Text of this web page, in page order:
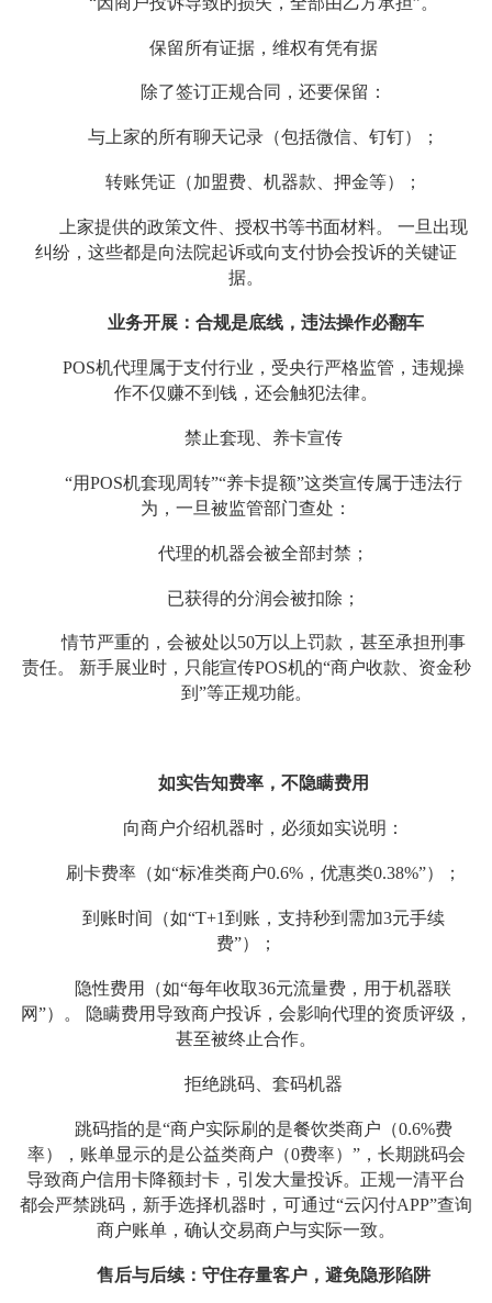
保留所有证据，维权有凭有据
除了签订正规合同，还要保留：
与上家的所有聊天记录（包括微信、钉钉）；
转账凭证（加盟费、机器款、押金等）；
上家提供的政策文件、授权书等书面材料。 一旦出现
纠纷，这些都是向法院起诉或向支付协会投诉的关键证
据。
业务开展：合规是底线，违法操作必翻车
POS机代理属于支付行业，受央行严格监管，违规操
作不仅赚不到钱，还会触犯法律。
禁止套现、养卡宣传
“用POS机套现周转”“养卡提额”这类宣传属于违法行
为，一旦被监管部门查处：
代理的机器会被全部封禁；
已获得的分润会被扣除；
情节严重的，会被处以50万以上罚款，甚至承担刑事
责任。 新手展业时，只能宣传POS机的“商户收款、资金秒
到”等正规功能。
如实告知费率，不隐瞒费用
向商户介绍机器时，必须如实说明：
刷卡费率（如“标准类商户0.6%，优惠类0.38%”）；
到账时间（如“T+1到账，支持秒到需加3元手续
费”）；
隐性费用（如“每年收取36元流量费，用于机器联
网”）。 隐瞒费用导致商户投诉，会影响代理的资质评级，
甚至被终止合作。
拒绝跳码、套码机器
跳码指的是“商户实际刷的是餐饮类商户（0.6%费
率），账单显示的是公益类商户（0费率）”，长期跳码会
导致商户信用卡降额封卡，引发大量投诉。正规一清平台
都会严禁跳码，新手选择机器时，可通过“云闪付APP”查询
商户账单，确认交易商户与实际一致。
售后与后续：守住存量客户，避免隐形陷阱